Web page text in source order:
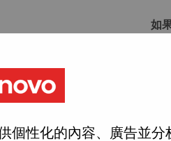
個性化的內容、廣告並分
如